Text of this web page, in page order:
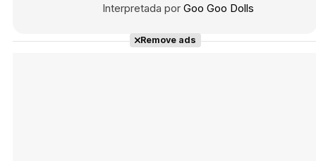
Interpretada por Goo Goo Dolls
Remove ads